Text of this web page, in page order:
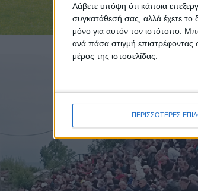
Λάβετε υπόψη ότι κάποια
συγκατάθεσή σας, αλλά έχετε το
μόνο για αυτόν τον ιστότοπο.
ανά πάσα στιγμή επιστρέφοντας
μέρος της ιστοσελίδας.
ΠΕΡΙΣΣΟΤΕΡΕΣ